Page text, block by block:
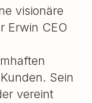
visionäre
Erwin CEO
Sein
vereint